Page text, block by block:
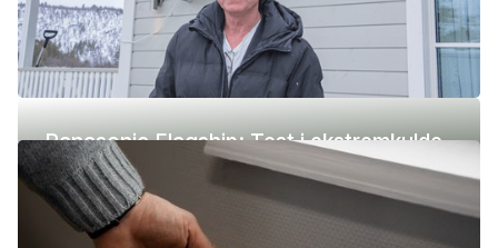
Panasonic Flagship: Test i ekstremkulde
(-42 °C)